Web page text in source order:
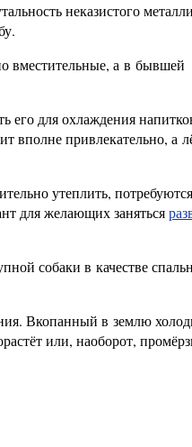
неказистого
вместительные, а в бывшей
его для охлаждения
вполне привлекательно, а
утеплить,
для желающих заняться
собаки в качестве
Вкопанный в землю
или, наоборот,